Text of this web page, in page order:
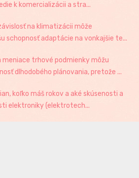
k komercializácii a stra...
na klimatizácii môže
schopnosť adaptácie na vonkajšie te...
meniace trhové podmienky môžu
dlhodobého plánovania, pretože ...
koľko máš rokov a aké skúsenosti a
elektroniky (elektrotech...